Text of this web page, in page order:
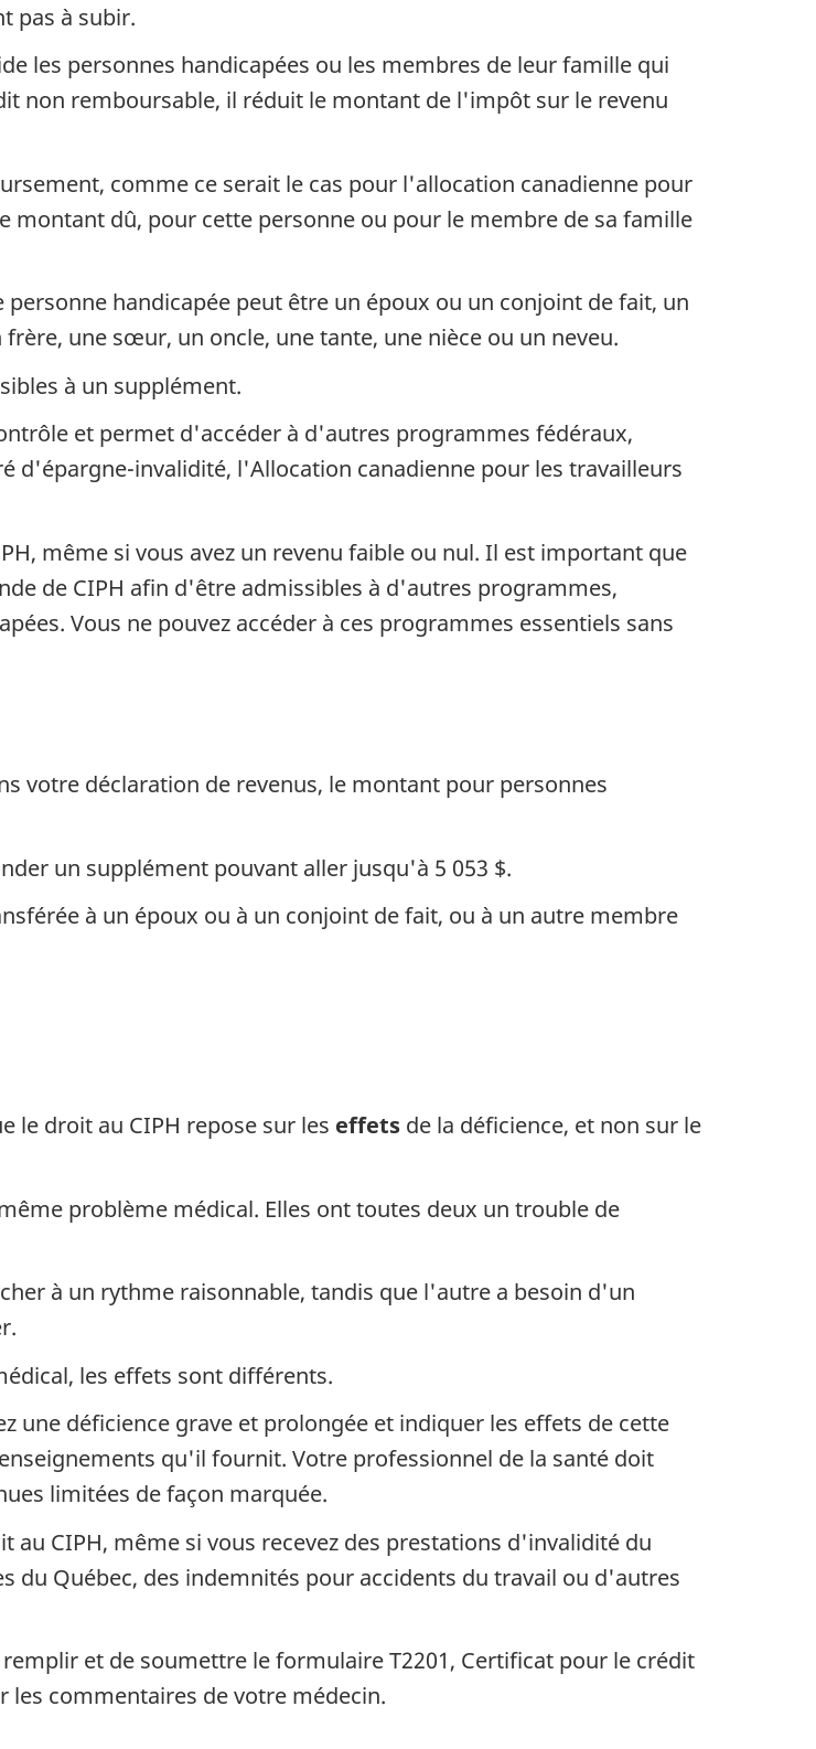
pas à subir.
les personnes handicapées ou les membres de leur famille qui
non remboursable, il réduit le montant de l'impôt sur le revenu
comme ce serait le cas pour l'allocation canadienne pour
dû, pour cette personne ou pour le membre de sa famille
handicapée peut être un époux ou un conjoint de fait, un
une sœur, un oncle, une tante, une nièce ou un neveu.
à un supplément.
et permet d'accéder à d'autres programmes fédéraux,
d'épargne-invalidité, l'Allocation canadienne pour les travailleurs
même si vous avez un revenu faible ou nul. Il est important que
de CIPH afin d'être admissibles à d'autres programmes,
Vous ne pouvez accéder à ces programmes essentiels sans
votre déclaration de revenus, le montant pour personnes
un supplément pouvant aller jusqu'à 5 053 $.
à un époux ou à un conjoint de fait, ou à un autre membre
le droit au CIPH repose sur les effets de la déficience, et non sur le
problème médical. Elles ont toutes deux un trouble de
à un rythme raisonnable, tandis que l'autre a besoin d'un
les effets sont différents.
une déficience grave et prolongée et indiquer les effets de cette
qu'il fournit. Votre professionnel de la santé doit
limitées de façon marquée.
au CIPH, même si vous recevez des prestations d'invalidité du
du Québec, des indemnités pour accidents du travail ou d'autres
et de soumettre le formulaire T2201, Certificat pour le crédit
commentaires de votre médecin.